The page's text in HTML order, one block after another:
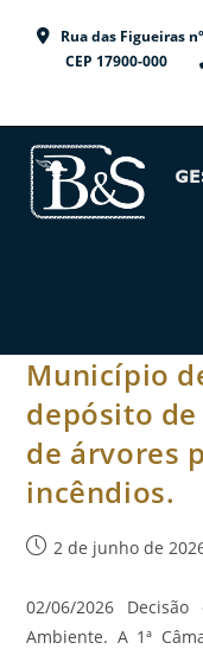
Rua das Figueiras
CEP 17900-000
Município
depósito
de árvores
incêndios.
Post2 de junho de
02/06/2026
Ambiente. A 1ª